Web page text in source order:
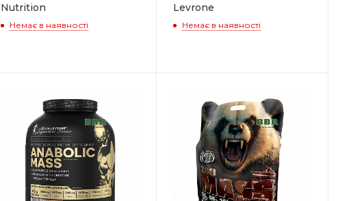
Nutrition
Немає в наявності
Levrone
Немає в наявності